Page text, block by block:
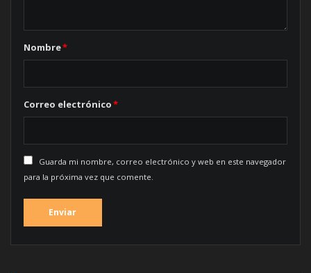
Nombre*
Correo electrónico*
Guarda mi nombre, correo electrónico y web en este navegador
para la próxima vez que comente.